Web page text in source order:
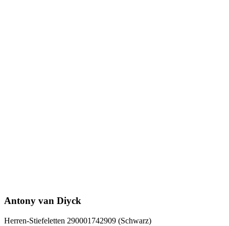
Antony van Diyck
Herren-Stiefeletten 290001742909 (Schwarz)